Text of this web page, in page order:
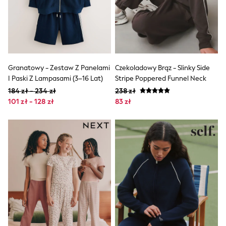
Boots
Half Sizes
Slippers
Trainers
Wellies
Shoes
All Underwear
New In
Nighties
Pyjamas
Socks & Tights
All Bags & Accessories
Bags
All Occasionwear
All Partywear
Wedding
Dresses
Shoes
Cardigans
Skirts
Denim Jackets
Granatowy - Zestaw Z Panelami
I Paski Z Lampasami (3–16 Lat)
184 zł - 234 zł
101 zł - 128 zł
Czekoladowy Brąz - Slinky Side
Stripe Poppered Funnel Neck
238 zł
83 zł